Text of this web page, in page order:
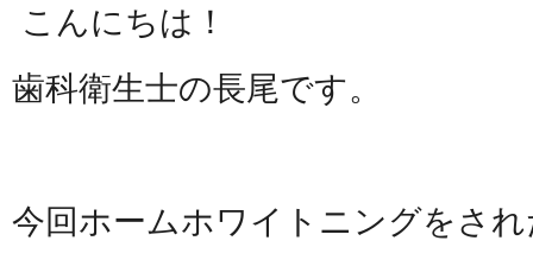
こんにちは！
歯科衛生士の長尾です。
今回ホームホワイトニングをさ